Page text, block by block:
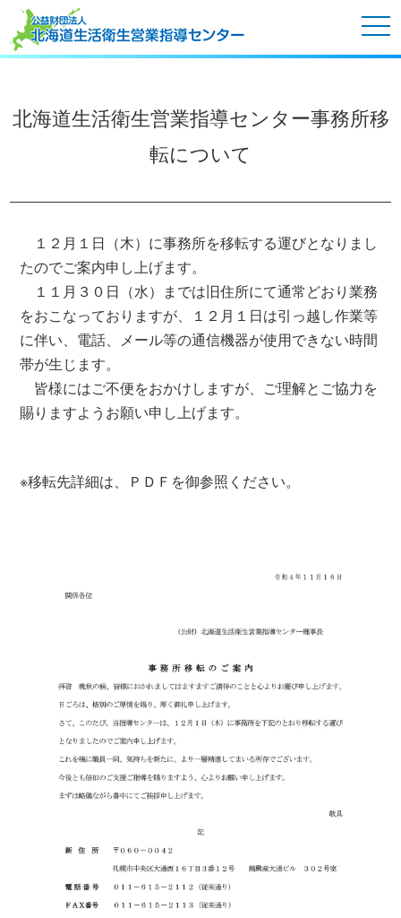
北海道生活衛生営業指導センター事務所移
転について
１２月１日（木）に事務所を移転する運びとなりまし
たのでご案内申し上げます。
１１月３０日（水）までは旧住所にて通常どおり業務
をおこなっておりますが、１２月１日は引っ越し作業等
に伴い、電話、メール等の通信機器が使用できない時間
帯が生じます。
皆様にはご不便をおかけしますが、ご理解とご協力を
賜りますようお願い申し上げます。
※移転先詳細は、ＰＤＦを御参照ください。